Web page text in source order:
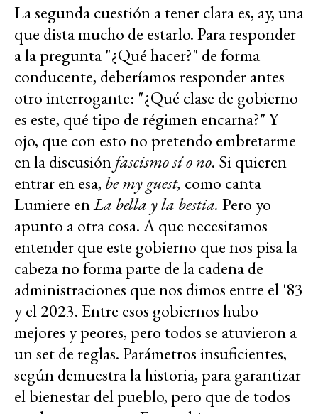
La segunda cuestión a tener clara es, ay, una
que dista mucho de estarlo. Para responder
a la pregunta "¿Qué hacer?" de forma
conducente, deberíamos responder antes
otro interrogante: "¿Qué clase de gobierno
es este, qué tipo de régimen encarna?" Y
ojo, que con esto no pretendo embretarme
en la discusiónfascismo sí o no. Si quieren
entrar en esa, be my guest, como canta
Lumiere enLa bella y la bestia. Pero yo
apunto a otra cosa. A que necesitamos
entender que este gobierno que nos pisa la
cabeza no forma parte de la cadena de
administraciones que nos dimos entre el '83
y el 2023. Entre esos gobiernos hubo
mejores y peores, pero todos se atuvieron a
un set de reglas. Parámetros insuficientes,
según demuestra la historia, para garantizar
el bienestar del pueblo, pero que de todos